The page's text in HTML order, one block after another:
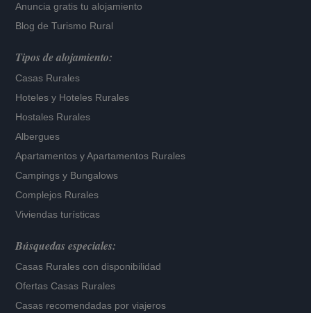
Anuncia gratis tu alojamiento
Blog de Turismo Rural
Tipos de alojamiento:
Casas Rurales
Hoteles y Hoteles Rurales
Hostales Rurales
Albergues
Apartamentos yApartamentos Rurales
Campings y Bungalows
Complejos Rurales
Viviendas turísticas
Búsquedas especiales:
Casas Rurales con disponibilidad
Ofertas Casas Rurales
Casas recomendadas por viajeros